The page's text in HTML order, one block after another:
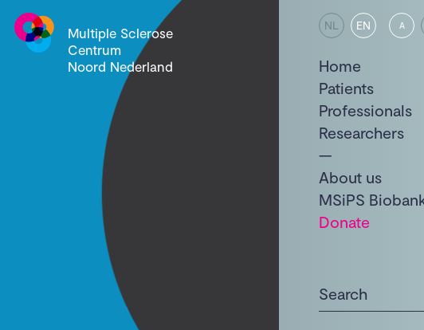
Multiple Sclerose
Centrum
Noord Nederland
NL EN A
Home
Patients
Professionals
Researchers
About us
MSiPS
Donate